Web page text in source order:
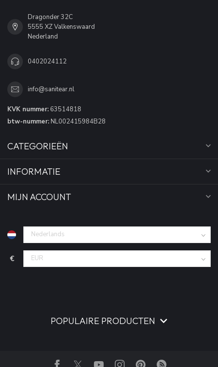
Dragonder 32C
5555 XZ Valkenswaard
Nederland
0402024112
info@sanitear.nl
KVK nummer: 63514818
btw-nummer: NL002415984B28
CATEGORIEËN
INFORMATIE
MIJN ACCOUNT
€
POPULAIRE PRODUCTEN